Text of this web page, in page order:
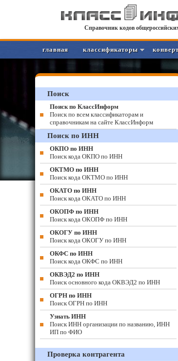
Справочник кодов
главная классификаторы
Поиск
Поиск по КлассИнформ
Поиск по всем классификаторам и
справочникам на сайте КлассИнформ
Поиск по ИНН
ОКПО по ИНН
Поиск кода ОКПО по ИНН
ОКТМО по ИНН
Поиск кода ОКТМО по ИНН
ОКАТО по ИНН
Поиск кода ОКАТО по ИНН
ОКОПФ по ИНН
Поиск кода ОКОПФ по ИНН
ОКОГУ по ИНН
Поиск кода ОКОГУ по ИНН
ОКФС по ИНН
Поиск кода ОКФС по ИНН
ОКВЭД2 по ИНН
Поиск основного кода ОКВЭД2 по ИНН
ОГРН по ИНН
Поиск ОГРН по ИНН
Узнать ИНН
Поиск ИНН организации по названию, ИНН
ИП по ФИО
Проверка контрагента